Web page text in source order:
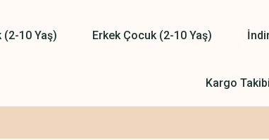
(2-10 Yaş) Erkek Çocuk (2-10 Yaş)
Kargo Takibi